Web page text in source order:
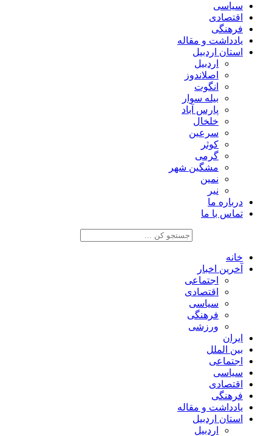
سیاسی
اقتصادی
فرهنگی
یادداشت و مقاله
استان اردبیل
اردبیل
اصلاندوز
انگوت
بیله سوار
پارس آباد
خلخال
سرعین
کوثر
گرمی
مشگین شهر
نمین
نیر
درباره ما
تماس با ما
خانه
آخرین اخبار
اجتماعی
اقتصادی
سیاسی
فرهنگی
ورزشی
ایران
بین الملل
اجتماعی
سیاسی
اقتصادی
فرهنگی
یادداشت و مقاله
استان اردبیل
اردبیل